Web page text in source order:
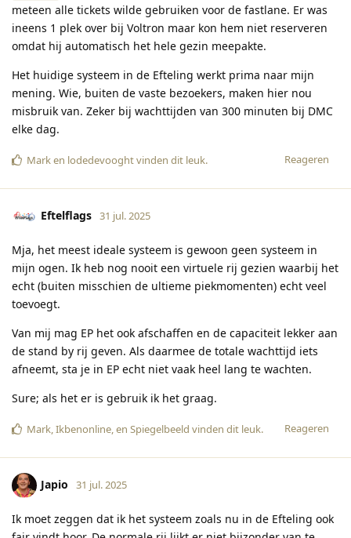
meteen alle tickets wilde gebruiken voor de fastlane. Er was
ineens 1 plek over bij Voltron maar kon hem niet reserveren
omdat hij automatisch het hele gezin meepakte.
Het huidige systeem in de Efteling werkt prima naar mijn
mening. Wie, buiten de vaste bezoekers, maken hier nou
misbruik van. Zeker bij wachttijden van 300 minuten bij DMC
elke dag.
Reageren
Marken lodedevooghtvinden dit leuk.
Eftelflags 31 jul. 2025
Mja, het meest ideale systeem is gewoon geen systeem in
mijn ogen. Ik heb nog nooit een virtuele rij gezien waarbij het
echt (buiten misschien de ultieme piekmomenten) echt veel
toevoegt.
Van mij mag EP het ook afschaffen en de capaciteit lekker aan
de stand by rij geven. Als daarmee de totale wachttijd iets
afneemt, sta je in EP echt niet vaak heel lang te wachten.
Sure; als het er is gebruik ik het graag.
Reageren
Mark,Ikbenonline, en Spiegelbeeld vinden dit leuk.
Japio 31 jul. 2025
Ik moet zeggen dat ik het systeem zoals nu in de Efteling ook